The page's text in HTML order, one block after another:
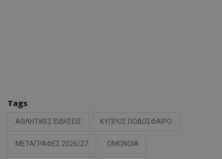
Tags
ΑΘΛΗΤΙΚΕΣ ΕΙΔΗΣΕΙΣ ΚΥΠΡΟΣ ΠΟΔΟΣΦΑΙΡΟ
ΜΕΤΑΓΡΑΦΕΣ 2026/27 ΟΜΟΝΟΙΑ